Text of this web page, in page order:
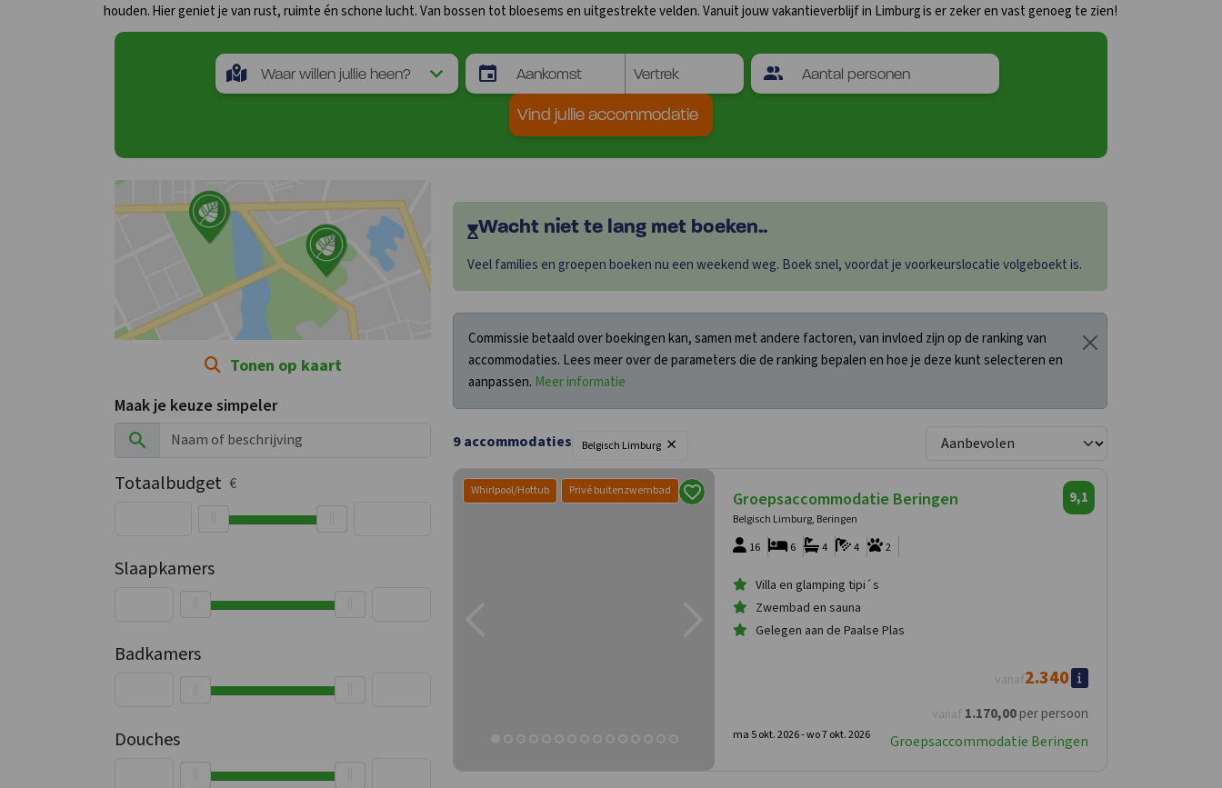
houden. Hier geniet je van rust, ruimte én schone lucht. Van bossen tot bloesems en uitgestrekte velden. Vanuit jouw vakantieverblijf in Limburg is er zeker en vast genoeg te zien!
Vind jullie accommodatie
Tonen op kaart
Maak je keuze simpeler
Totaalbudget €
Douches
Badkamers
Slaapkamers
Wacht niet te lang met boeken..
Veel families en groepen boeken nu een weekend weg. Boek snel, voordat je voorkeurslocatie volgeboekt is.
Commissie betaald over boekingen kan, samen met andere factoren, van invloed zijn op de ranking van
accommodaties. Lees meer over de parameters die de ranking bepalen en hoe je deze kunt selecteren en
aanpassen. Meer informatie
9accommodaties Belgisch Limburg ×
Whirlpool/Hottub Privé buitenzwembad Groepsaccommodatie Beringen
Belgisch Limburg, Beringen
9,1
16 2
4
4
6
Villa en glamping tipi´s
Zwembad en sauna
Gelegen aan de Paalse Plas
vanaf 1.170,00per persoon
vanaf2.340
ma 5 okt. 2026 -wo 7 okt. 2026 Groepsaccommodatie Beringen